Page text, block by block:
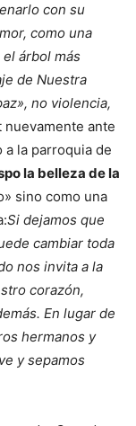
con su
como una
árbol más
de Nuestra
no violencia,
nuevamente ante
la parroquia de
la belleza de la
sino como una
Si dejamos que
cambiar toda
nos invita a la
corazón,
En lugar de
hermanos y
y sepamos